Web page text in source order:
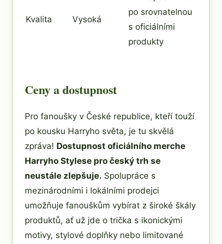
Kvalita Vysoká
po srovnatelnou
s oficiálními
produkty
Ceny a dostupnost
Pro fanoušky v České republice, kteří touží
po kousku Harryho světa, je tu skvělá
zpráva! Dostupnost oficiálního merche
Harryho Stylese pro český trh se
neustále zlepšuje. Spolupráce s
mezinárodními i lokálními prodejci
umožňuje fanouškům vybírat z široké škály
produktů, ať už jde o trička s ikonickými
motivy, stylové doplňky nebo limitované